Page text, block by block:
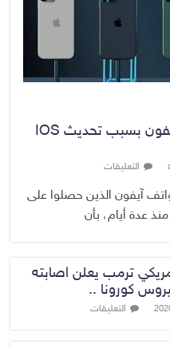
No Comment
مشكلات خطيرة فى هواتف آيفون بسبب تحديث IOS
التعليقات
آيفون الذين حصلوا على
ترمب يعلن اصابته
كورونا ..
التعليقات